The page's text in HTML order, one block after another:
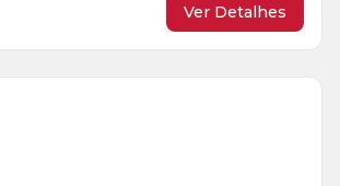
Ver Detalhes